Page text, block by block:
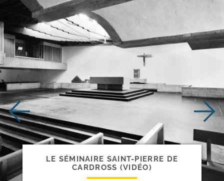
LE SÉMINAIRE SAINT-​PIERRE DE
CARDROSS (VIDÉO)